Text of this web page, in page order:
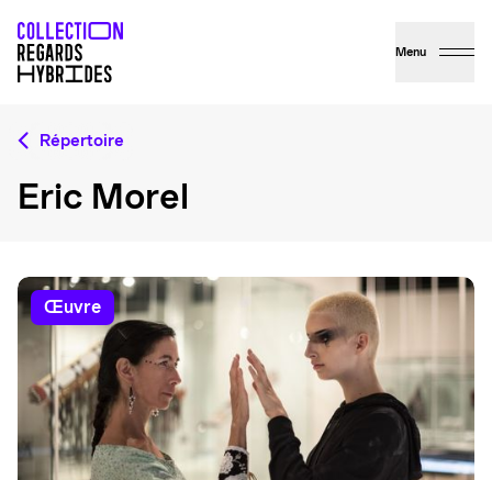
Menu
Répertoire
Eric Morel
œuvre